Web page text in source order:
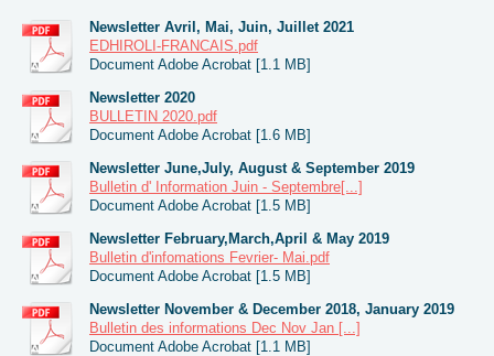
Newsletter Avril, Mai, Juin, Juillet 2021
EDHIROLI-FRANCAIS.pdf
Document Adobe Acrobat [1.1 MB]
Newsletter 2020
BULLETIN 2020.pdf
Document Adobe Acrobat [1.6 MB]
Newsletter June,July, August & September 2019
Bulletin d' Information Juin - Septembre[...]
Document Adobe Acrobat [1.5 MB]
Newsletter February,March,April & May 2019
Bulletin d'infomations Fevrier- Mai.pdf
Document Adobe Acrobat [1.5 MB]
Newsletter November & December 2018, January 2019
Bulletin des informations Dec Nov Jan [...]
Document Adobe Acrobat [1.1 MB]